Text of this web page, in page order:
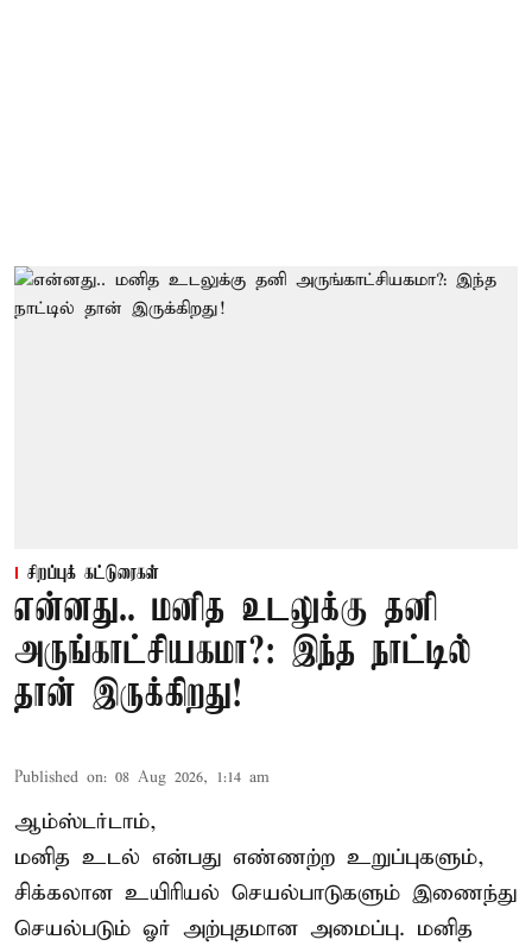
சிறப்புக் கட்டுரைகள்
என்னது.. மனித உடலுக்கு தனி
அருங்காட்சியகமா?: இந்த நாட்டில்
தான் இருக்கிறது!
Published on: 08 Aug 2026, 1:14 am
ஆம்ஸ்டர்டாம்,
மனித உடல் என்பது எண்ணற்ற உறுப்புகளும்,
சிக்கலான உயிரியல் செயல்பாடுகளும் இணைந்து
செயல்படும் ஓர் அற்புதமான அமைப்பு. மனித